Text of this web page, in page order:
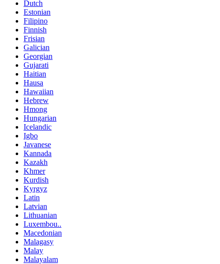
Dutch
Estonian
Filipino
Finnish
Frisian
Galician
Georgian
Gujarati
Haitian
Hausa
Hawaiian
Hebrew
Hmong
Hungarian
Icelandic
Igbo
Javanese
Kannada
Kazakh
Khmer
Kurdish
Kyrgyz
Latin
Latvian
Lithuanian
Luxembou..
Macedonian
Malagasy
Malay
Malayalam